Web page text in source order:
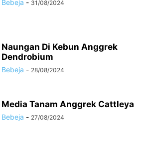
Bebeja - 31/08/2024
Naungan Di Kebun Anggrek
Dendrobium
Bebeja - 28/08/2024
Media Tanam Anggrek Cattleya
Bebeja - 27/08/2024